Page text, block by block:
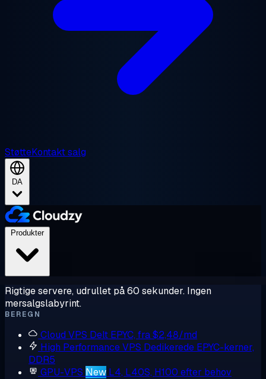
StøtteKontakt salg
DA
Produkter
Rigtige servere, udrullet på 60 sekunder. Ingen
mersalgslabyrint.
BEREGN
Cloud VPS Delt EPYC, fra $2,48/md
High Performance VPS Dedikerede EPYC-kerner,
DDR5
GPU-VPS New L4, L40S, H100 efter behov